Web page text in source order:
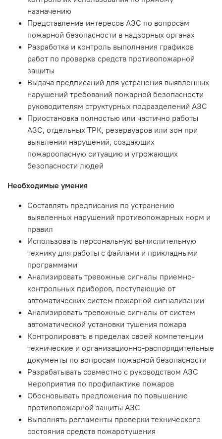
назначению
Представление интересов АЗС по вопросам
пожарной безопасности в надзорных органах
Разработка и контроль выполнения графиков
работ по проверке средств противопожарной
защиты
Выдача предписаний для устранения выявленных
нарушений требований пожарной безопасности
руководителям структурных подразделений АЗС
Приостановка полностью или частично работы
АЗС, отдельных ТРК, резервуаров или зон при
выявлении нарушений, создающих
пожароопасную ситуацию и угрожающих
безопасности людей
Необходимые умения
Составлять предписания по устранению
выявленных нарушений противопожарных норм и
правил
Использовать персональную вычислительную
технику для работы с файлами и прикладными
программами
Анализировать тревожные сигналы приемно-
контрольных приборов, поступающие от
автоматических систем пожарной сигнализации
Анализировать тревожные сигналы от систем
автоматической установки тушения пожара
Контролировать в пределах своей компетенции
технические и организационно-распорядительные
документы по вопросам пожарной безопасности
Разрабатывать совместно с руководством АЗС
мероприятия по профилактике пожаров
Обосновывать предложения по повышению
противопожарной защиты АЗС
Выполнять регламенты проверки технического
состояния средств пожаротушения